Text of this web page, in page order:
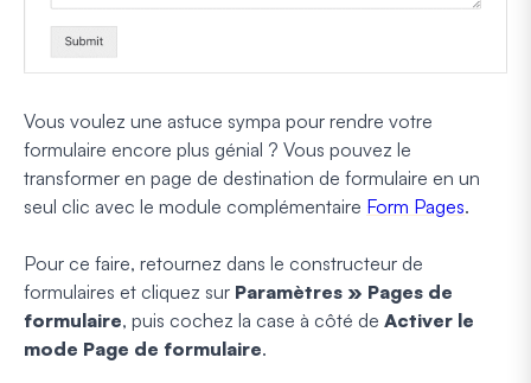
Vous voulez une astuce sympa pour rendre votre
formulaire encore plus génial ? Vous pouvez le
transformer en page de destination de formulaire en un
seul clic avec le module complémentaire Form Pages.
Pour ce faire, retournez dans le constructeur de
formulaires et cliquez sur Paramètres » Pages de
formulaire, puis cochez la case à côté de Activer le
mode Page de formulaire.